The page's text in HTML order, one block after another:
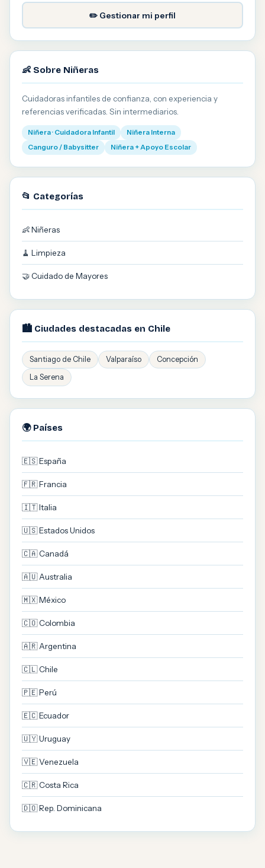
✏️ Gestionar mi perfil
👶 Sobre Niñeras
Cuidadoras infantiles de confianza, con experiencia y
referencias verificadas. Sin intermediarios.
Niñera · Cuidadora Infantil
Niñera Interna
Canguro / Babysitter
Niñera + Apoyo Escolar
📂 Categorías
👶 Niñeras
🧹 Limpieza
🤝 Cuidado de Mayores
🏙️ Ciudades destacadas en Chile
Santiago de Chile Valparaíso
Concepción
La Serena
🌍 Países
🇪🇸 España
🇫🇷 Francia
🇮🇹 Italia
🇺🇸 Estados Unidos
🇨🇦 Canadá
🇦🇺 Australia
🇲🇽 México
🇨🇴 Colombia
🇦🇷 Argentina
🇨🇱 Chile
🇵🇪 Perú
🇪🇨 Ecuador
🇺🇾 Uruguay
🇻🇪 Venezuela
🇨🇷 Costa Rica
🇩🇴 Rep. Dominicana